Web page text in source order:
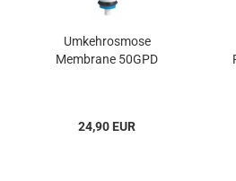
Umkehrosmose
Membrane 50GPD
24,90 EUR